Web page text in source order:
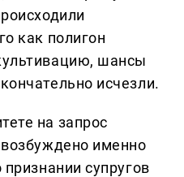
как полигон
шансы
исчезли.
на запрос
именно
супругов